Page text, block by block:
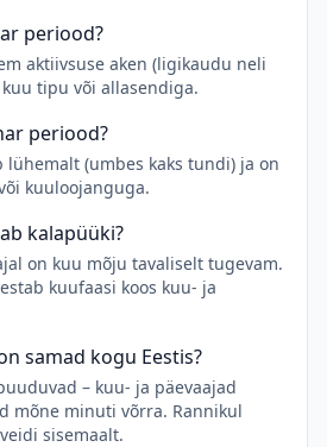
periood?
aktiivsuse aken (ligikaudu neli
tipu või allasendiga.
periood?
lühemalt (umbes kaks tundi) ja on
kuuloojanguga.
kalapüüki?
on kuu mõju tavaliselt tugevam.
kuufaasi koos kuu- ja
samad kogu Eestis?
– kuu- ja päevaajad
mõne minuti võrra. Rannikul
sisemaalt.